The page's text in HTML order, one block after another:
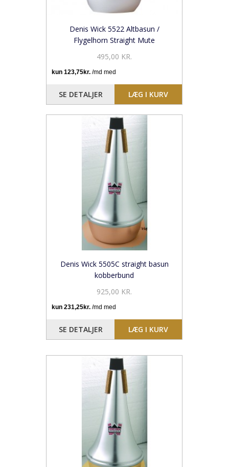
Denis Wick 5522 Altbasun /
Flygelhorn Straight Mute
495,00 KR.
SE DETALJER LÆG I KURV
Denis Wick 5505C straight basun
kobberbund
925,00 KR.
SE DETALJER LÆG I KURV